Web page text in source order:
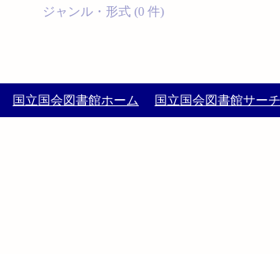
ジャンル・形式 (0 件)
国立国会図書館ホーム 国立国会図書館サーチ